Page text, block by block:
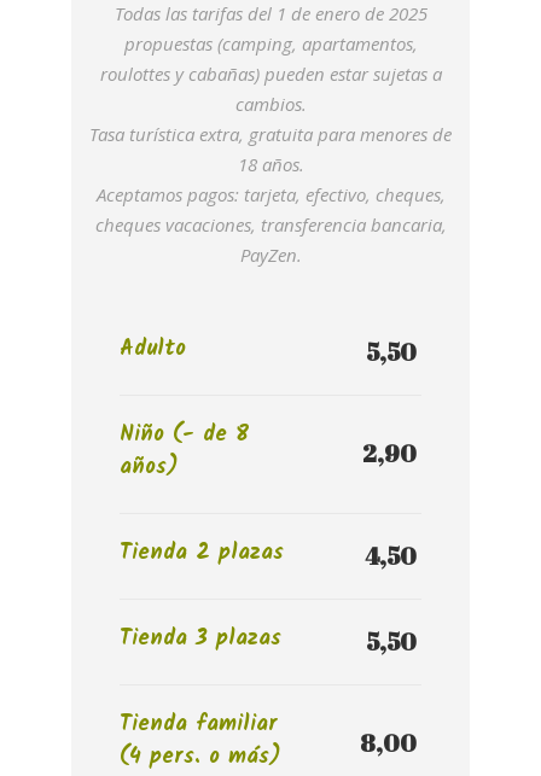
Todas las tarifas del 1 de enero de 2025
propuestas (camping, apartamentos,
roulottes y cabañas) pueden estar sujetas a
cambios.
Tasa turística extra, gratuita para menores de
18 años.
Aceptamos pagos: tarjeta, efectivo, cheques,
cheques vacaciones, transferencia bancaria,
PayZen.
Adulto 5,50 
Niño (- de 8
años)
2,90 
Tienda 2 plazas 4,50 
Tienda 3 plazas 5,50 
Tienda familiar
(4 pers. o más)
8,00 